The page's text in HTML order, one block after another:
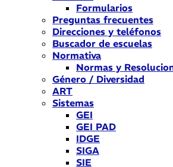
Formularios
Preguntas frecuentes
Direcciones y teléfonos
Buscador de escuelas
Normativa
Normas y
Género / Diversidad
ART
Sistemas
GEI
GEI PAD
IDGE
SIGA
SIE